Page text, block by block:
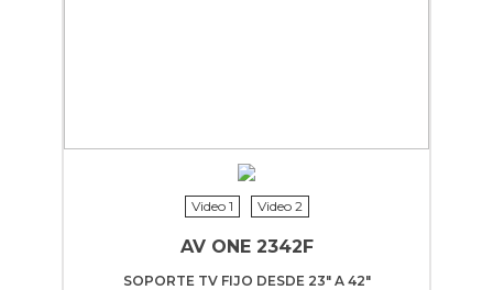
Video 1 Video 2
AV ONE 2342F
SOPORTE TV FIJO DESDE 23" A 42"